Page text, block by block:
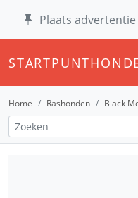
Plaats advertentie
Home Rashonden Black